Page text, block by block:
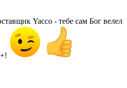
Yacco - тебе сам Бог велел